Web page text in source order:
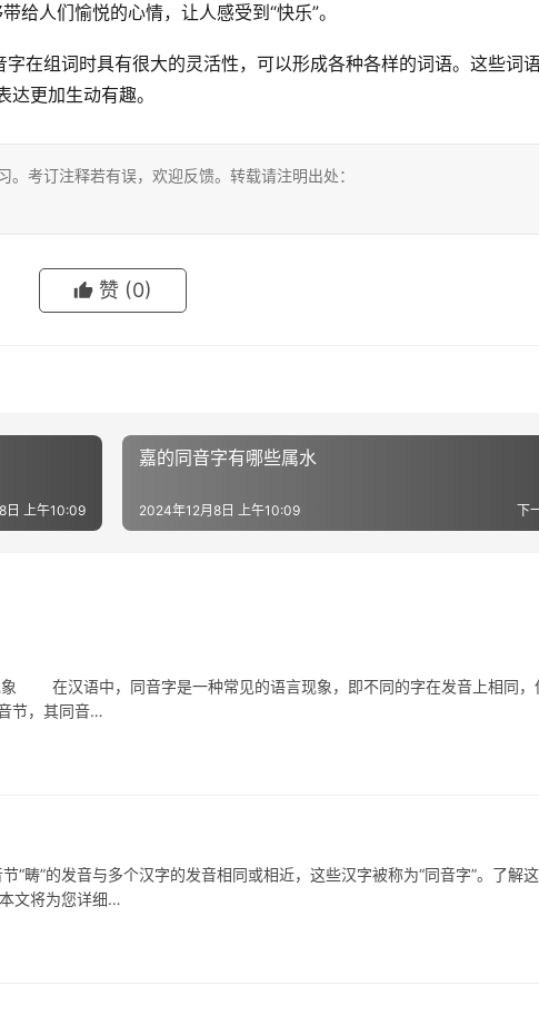
给人们愉悦的心情，让人感受到“快乐”。
在组词时具有很大的灵活性，可以形成各种各样的词语。这些词
更加生动有趣。
考订注释若有误，欢迎反馈。转载请注明出处：
赞 (0)
日 上午10:09
嘉的同音字有哪些属水
下
2024年12月8日 上午10:09
在汉语中，同音字是一种常见的语言现象，即不同的字在发音上相同，
节，其同音…
的发音与多个汉字的发音相同或相近，这些汉字被称为“同音字”。了解
文将为您详细…